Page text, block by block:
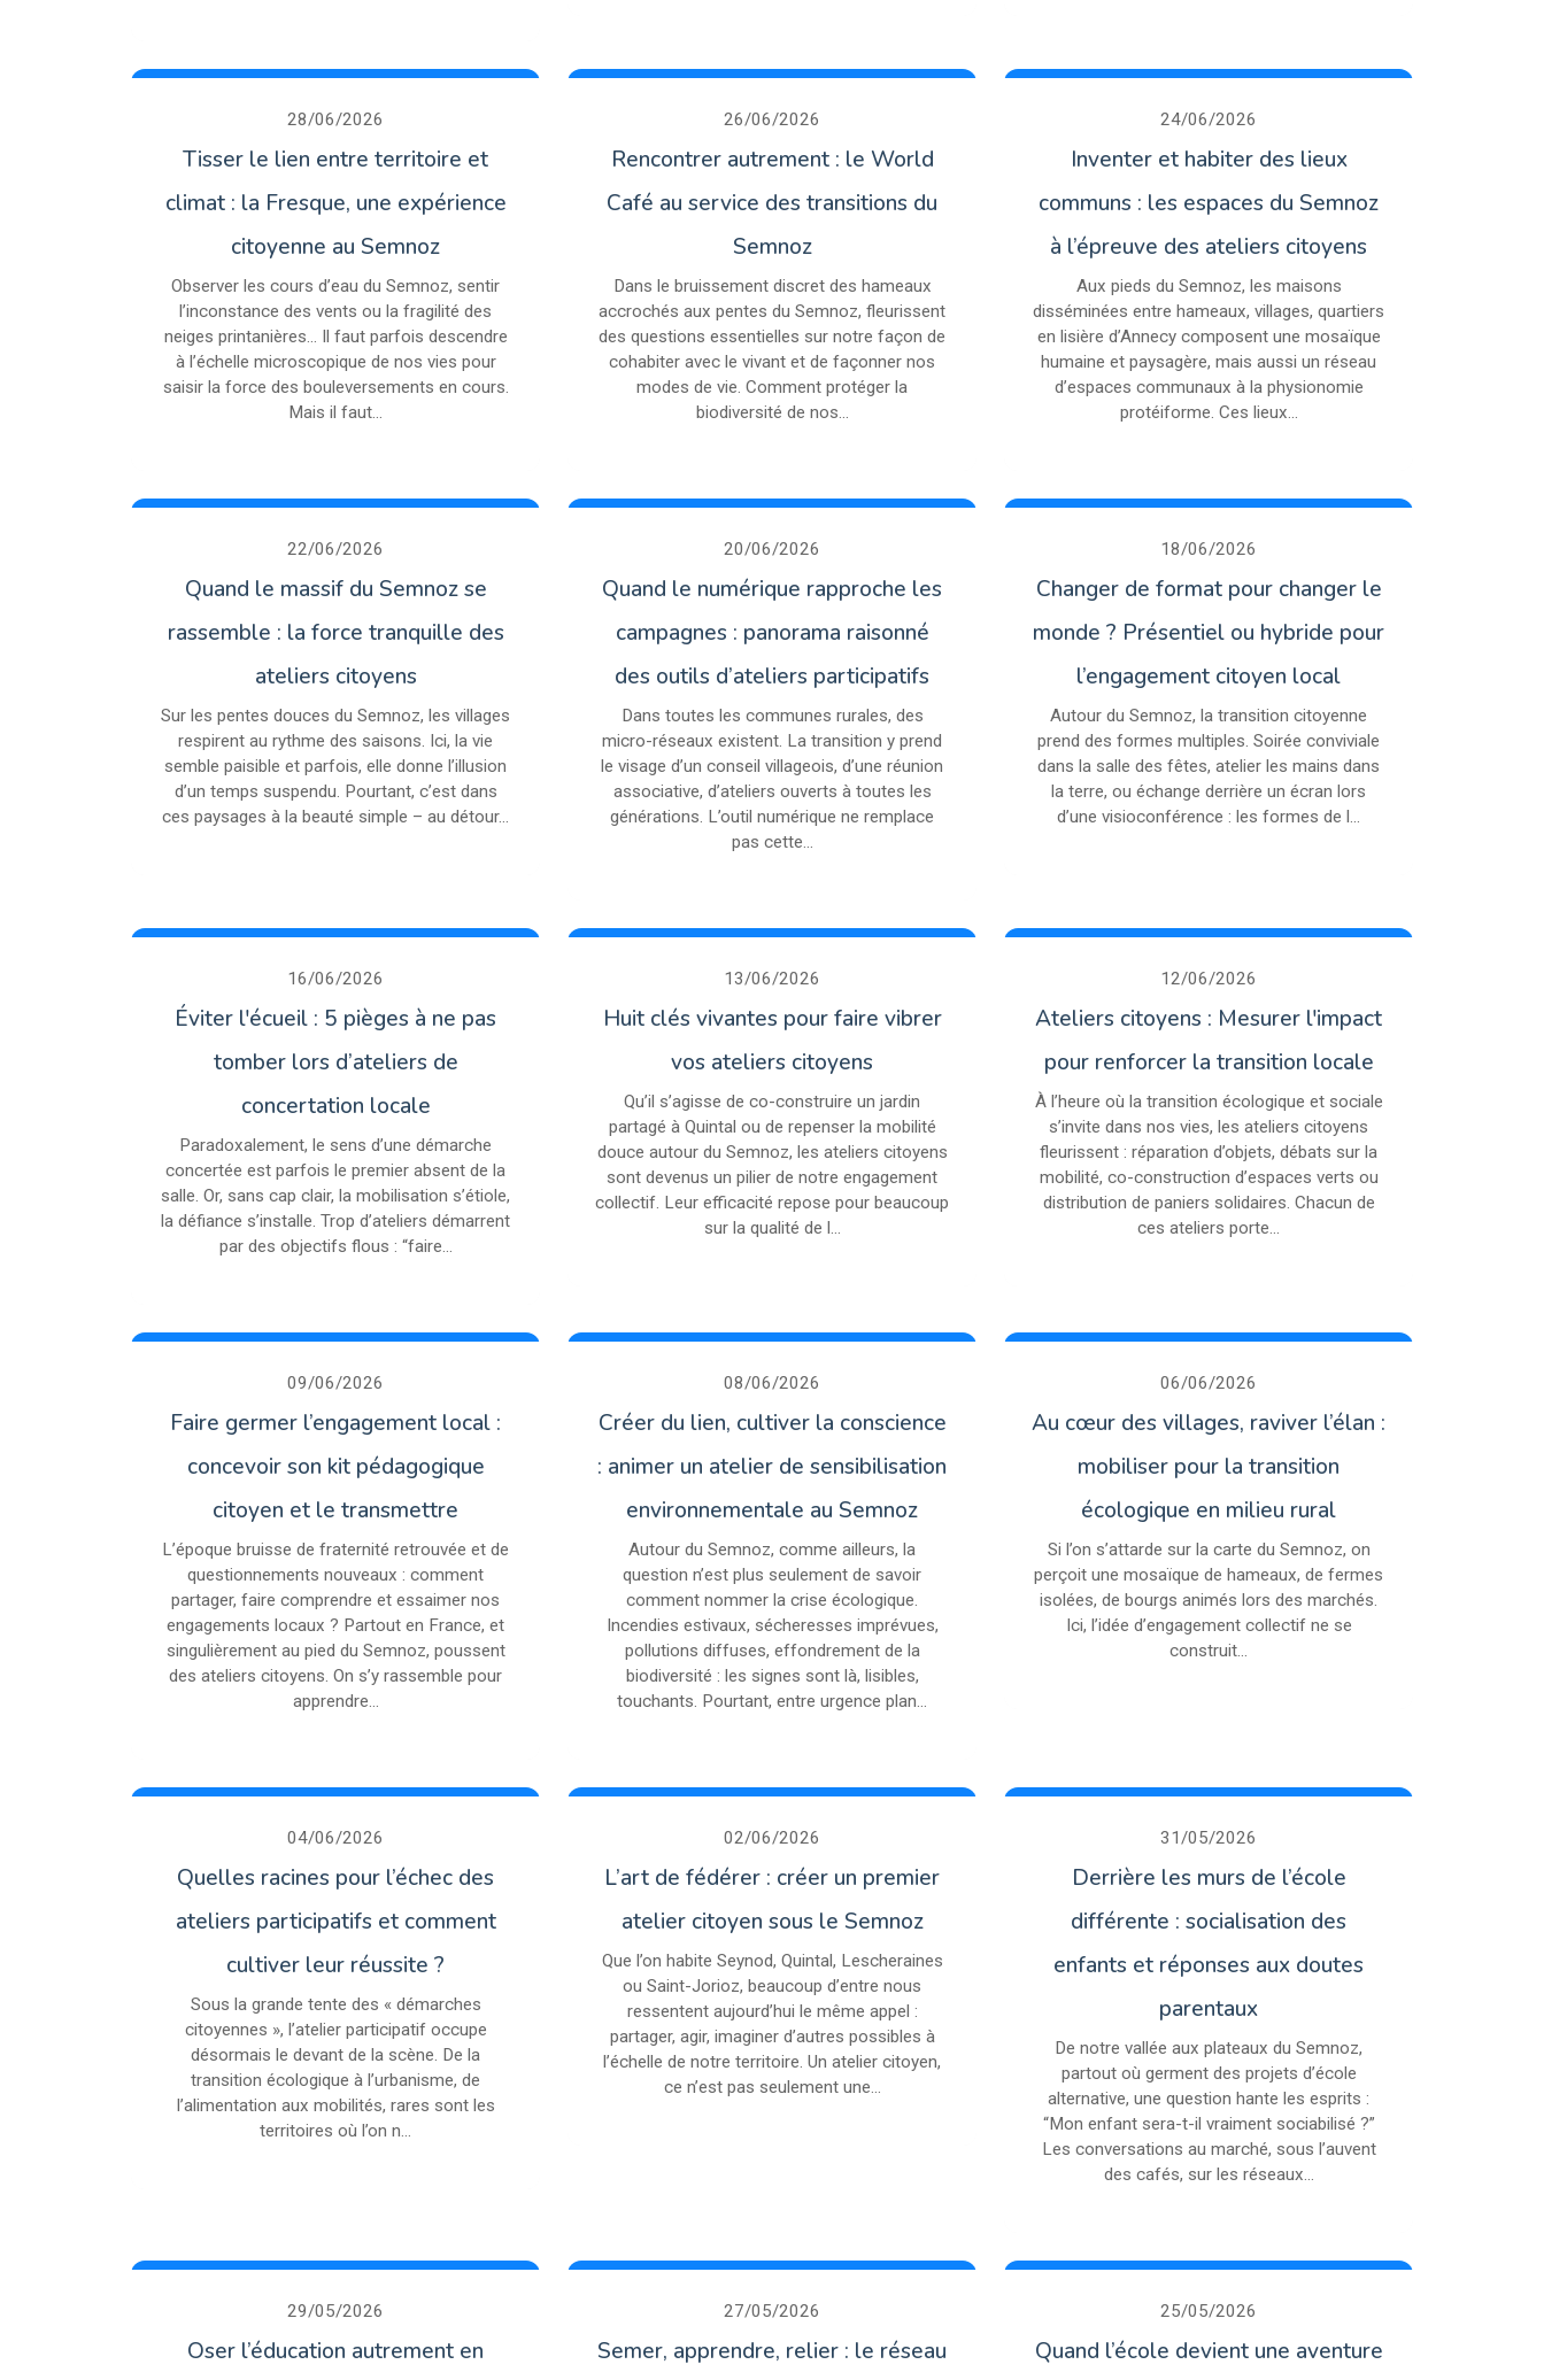
28/06/2026
Tisser le lien entre territoire et
climat : la Fresque, une expérience
citoyenne au Semnoz
Observer les cours d’eau du Semnoz, sentir
l’inconstance des vents ou la fragilité des
neiges printanières… Il faut parfois descendre
à l’échelle microscopique de nos vies pour
saisir la force des bouleversements en cours.
Mais il faut...
26/06/2026
Rencontrer autrement : le World
Café au service des transitions du
Semnoz
Dans le bruissement discret des hameaux
accrochés aux pentes du Semnoz, fleurissent
des questions essentielles sur notre façon de
cohabiter avec le vivant et de façonner nos
modes de vie. Comment protéger la
biodiversité de nos...
24/06/2026
Inventer et habiter des lieux
communs : les espaces du Semnoz
à l’épreuve des ateliers citoyens
Aux pieds du Semnoz, les maisons
disséminées entre hameaux, villages, quartiers
en lisière d’Annecy composent une mosaïque
humaine et paysagère, mais aussi un réseau
d’espaces communaux à la physionomie
protéiforme. Ces lieux...
22/06/2026
Quand le massif du Semnoz se
rassemble : la force tranquille des
ateliers citoyens
Sur les pentes douces du Semnoz, les villages
respirent au rythme des saisons. Ici, la vie
semble paisible et parfois, elle donne l’illusion
d’un temps suspendu. Pourtant, c’est dans
ces paysages à la beauté simple – au détour...
20/06/2026
Quand le numérique rapproche les
campagnes : panorama raisonné
des outils d’ateliers participatifs
Dans toutes les communes rurales, des
micro-réseaux existent. La transition y prend
le visage d’un conseil villageois, d’une réunion
associative, d’ateliers ouverts à toutes les
générations. L’outil numérique ne remplace
pas cette...
18/06/2026
Changer de format pour changer le
monde ? Présentiel ou hybride pour
l’engagement citoyen local
Autour du Semnoz, la transition citoyenne
prend des formes multiples. Soirée conviviale
dans la salle des fêtes, atelier les mains dans
la terre, ou échange derrière un écran lors
d’une visioconférence : les formes de l...
16/06/2026
Éviter l'écueil : 5 pièges à ne pas
tomber lors d’ateliers de
concertation locale
Paradoxalement, le sens d’une démarche
concertée est parfois le premier absent de la
salle. Or, sans cap clair, la mobilisation s’étiole,
la défiance s’installe. Trop d’ateliers démarrent
par des objectifs flous : “faire...
13/06/2026
Huit clés vivantes pour faire vibrer
vos ateliers citoyens
Qu’il s’agisse de co-construire un jardin
partagé à Quintal ou de repenser la mobilité
douce autour du Semnoz, les ateliers citoyens
sont devenus un pilier de notre engagement
collectif. Leur efficacité repose pour beaucoup
sur la qualité de l...
12/06/2026
Ateliers citoyens : Mesurer l'impact
pour renforcer la transition locale
À l’heure où la transition écologique et sociale
s’invite dans nos vies, les ateliers citoyens
fleurissent : réparation d’objets, débats sur la
mobilité, co-construction d’espaces verts ou
distribution de paniers solidaires. Chacun de
ces ateliers porte...
09/06/2026
Faire germer l’engagement local :
concevoir son kit pédagogique
citoyen et le transmettre
L’époque bruisse de fraternité retrouvée et de
questionnements nouveaux : comment
partager, faire comprendre et essaimer nos
engagements locaux ? Partout en France, et
singulièrement au pied du Semnoz, poussent
des ateliers citoyens. On s’y rassemble pour
apprendre...
08/06/2026
Créer du lien, cultiver la conscience
: animer un atelier de sensibilisation
environnementale au Semnoz
Autour du Semnoz, comme ailleurs, la
question n’est plus seulement de savoir
comment nommer la crise écologique.
Incendies estivaux, sécheresses imprévues,
pollutions diffuses, effondrement de la
biodiversité : les signes sont là, lisibles,
touchants. Pourtant, entre urgence plan...
06/06/2026
Au cœur des villages, raviver l’élan :
mobiliser pour la transition
écologique en milieu rural
Si l’on s’attarde sur la carte du Semnoz, on
perçoit une mosaïque de hameaux, de fermes
isolées, de bourgs animés lors des marchés.
Ici, l’idée d’engagement collectif ne se
construit...
04/06/2026
Quelles racines pour l’échec des
ateliers participatifs et comment
cultiver leur réussite ?
Sous la grande tente des « démarches
citoyennes », l’atelier participatif occupe
désormais le devant de la scène. De la
transition écologique à l’urbanisme, de
l’alimentation aux mobilités, rares sont les
territoires où l’on n...
02/06/2026
L’art de fédérer : créer un premier
atelier citoyen sous le Semnoz
Que l’on habite Seynod, Quintal, Lescheraines
ou Saint-Jorioz, beaucoup d’entre nous
ressentent aujourd’hui le même appel :
partager, agir, imaginer d’autres possibles à
l’échelle de notre territoire. Un atelier citoyen,
ce n’est pas seulement une...
31/05/2026
Derrière les murs de l’école
différente : socialisation des
enfants et réponses aux doutes
parentaux
De notre vallée aux plateaux du Semnoz,
partout où germent des projets d’école
alternative, une question hante les esprits :
“Mon enfant sera-t-il vraiment sociabilisé ?”
Les conversations au marché, sous l’auvent
des cafés, sur les réseaux...
29/05/2026
Oser l’éducation autrement en
27/05/2026
Semer, apprendre, relier : le réseau
25/05/2026
Quand l’école devient une aventure